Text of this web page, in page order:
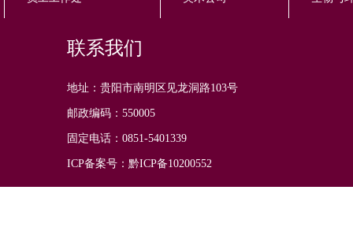
联系我们
地址：贵阳市南明区见龙洞路103号
邮政编码：550005
固定电话：0851-5401339
ICP备案号：黔ICP备10200552